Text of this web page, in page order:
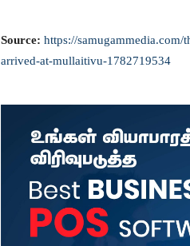
Source: https://
arrived-at-mullaitivu-1782719534